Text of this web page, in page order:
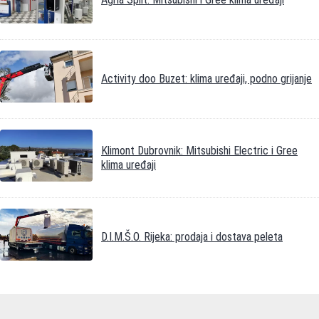
Activity doo Buzet: klima uređaji, podno grijanje
Klimont Dubrovnik: Mitsubishi Electric i Gree
klima uređaji
D.I.M.Š.O. Rijeka: prodaja i dostava peleta